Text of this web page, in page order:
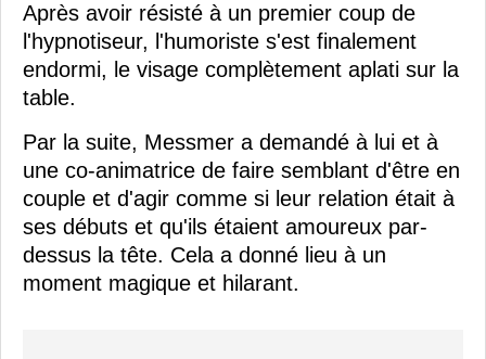
Après avoir résisté à un premier coup de
l'hypnotiseur, l'humoriste s'est finalement
endormi, le visage complètement aplati sur la
table.
Par la suite, Messmer a demandé à lui et à
une co-animatrice de faire semblant d'être en
couple et d'agir comme si leur relation était à
ses débuts et qu'ils étaient amoureux par-
dessus la tête. Cela a donné lieu à un
moment magique et hilarant.